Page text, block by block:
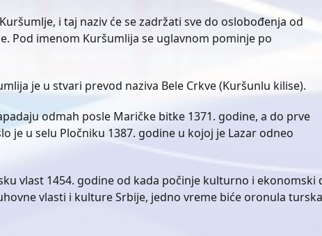
i taj naziv će se zadržati sve do oslobođenja od
Pod imenom Kuršumlija se uglavnom pominje po
je u stvari prevod naziva Bele Crkve (Kuršunlu kilise).
odmah posle Maričke bitke 1371. godine, a do prve
je u selu Pločniku 1387. godine u kojoj je Lazar odneo
vlast 1454. godine od kada počinje kulturno i ekonomski
vlasti i kulture Srbije, jedno vreme biće oronula turska